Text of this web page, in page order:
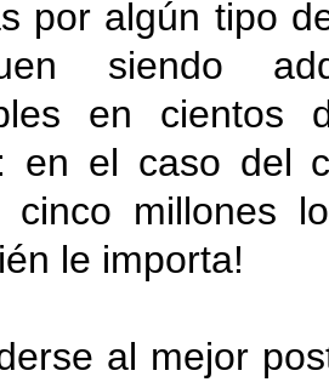
por algún tipo
siendo
en
en el caso del
cinco millones
le importa!
al mejor